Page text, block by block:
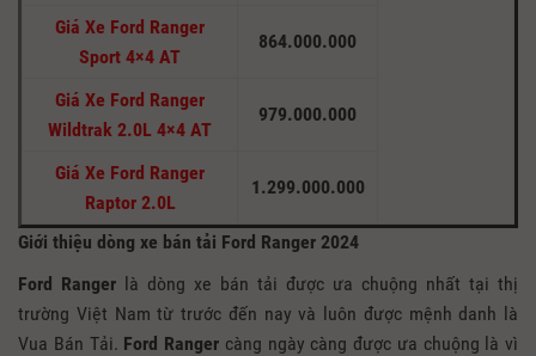
Giá Xe Ford Ranger
Sport 4×4 AT
864.000.000
Giá Xe Ford Ranger
Wildtrak 2.0L 4×4 AT
979.000.000
Giá Xe Ford Ranger
Raptor 2.0L
1.299.000.000
Giới thiệu dòng xe bán tải Ford Ranger 2024
Ford Ranger là dòng xe bán tải được ưa chuộng nhất tại thị
trường Việt Nam từ trước đến nay và luôn được mệnh danh là
Vua Bán Tải. Ford Ranger càng ngày càng được ưa chuộng là vì